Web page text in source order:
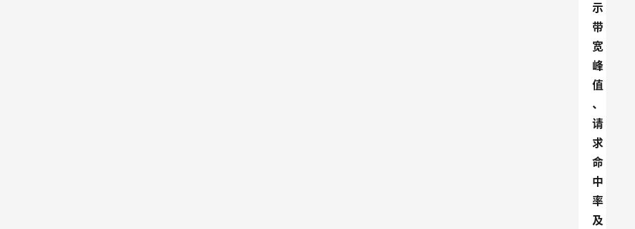
示
带
宽
峰
值
、
请
求
命
中
率
及